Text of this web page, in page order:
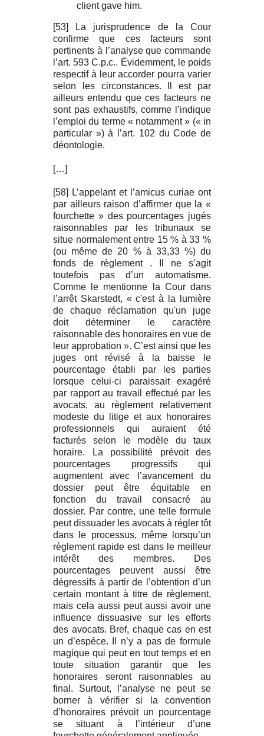
client gave him.
[53] La jurisprudence de la Cour
confirme que ces facteurs sont
pertinents à l’analyse que commande
l’art. 593 C.p.c.. Évidemment, le poids
respectif à leur accorder pourra varier
selon les circonstances. Il est par
ailleurs entendu que ces facteurs ne
sont pas exhaustifs, comme l’indique
l’emploi du terme « notamment » (« in
particular ») à l’art. 102 du Code de
déontologie.
[…]
[58] L’appelant et l’amicus curiae ont
par ailleurs raison d’affirmer que la «
fourchette » des pourcentages jugés
raisonnables par les tribunaux se
situe normalement entre 15 % à 33 %
(ou même de 20 % à 33,33 %) du
fonds de règlement . Il ne s’agit
toutefois pas d’un automatisme.
Comme le mentionne la Cour dans
l’arrêt Skarstedt, « c'est à la lumière
de chaque réclamation qu'un juge
doit déterminer le caractère
raisonnable des honoraires en vue de
leur approbation ». C’est ainsi que les
juges ont révisé à la baisse le
pourcentage établi par les parties
lorsque celui-ci paraissait exagéré
par rapport au travail effectué par les
avocats, au règlement relativement
modeste du litige et aux honoraires
professionnels qui auraient été
facturés selon le modèle du taux
horaire. La possibilité prévoit des
pourcentages progressifs qui
augmentent avec l’avancement du
dossier peut être équitable en
fonction du travail consacré au
dossier. Par contre, une telle formule
peut dissuader les avocats à régler tôt
dans le processus, même lorsqu’un
règlement rapide est dans le meilleur
intérêt des membres. Des
pourcentages peuvent aussi être
dégressifs à partir de l’obtention d’un
certain montant à titre de règlement,
mais cela aussi peut aussi avoir une
influence dissuasive sur les efforts
des avocats. Bref, chaque cas en est
un d’espèce. Il n’y a pas de formule
magique qui peut en tout temps et en
toute situation garantir que les
honoraires seront raisonnables au
final. Surtout, l’analyse ne peut se
borner à vérifier si la convention
d’honoraires prévoit un pourcentage
se situant à l’intérieur d’une